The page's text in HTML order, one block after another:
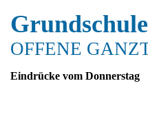
OFFENE
Eindrücke vom Donnerstag